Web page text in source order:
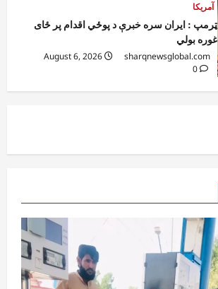
افغانستان
کورنیو چارو وزارت: حیرتان کې د بهرنیو
اسعارو د قاچاق هڅه شنډه شوه
sharqnewsglobal.com
0
0
چارې په بېلابېلو برخو کې روانې دي
sharqnewsglobal.com
0
آمریکا